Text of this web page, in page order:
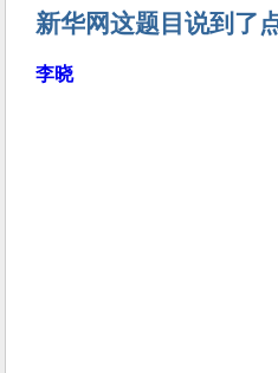
新华网这题目说到了
李晓